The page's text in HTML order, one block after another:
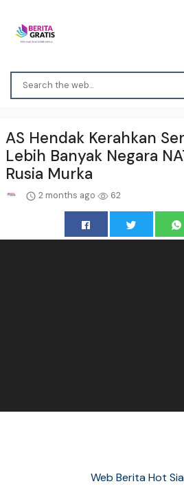
AS Hendak Kerahkan
Lebih Banyak Negara
Rusia Murka
2 months ago 62
Web Berita Hot